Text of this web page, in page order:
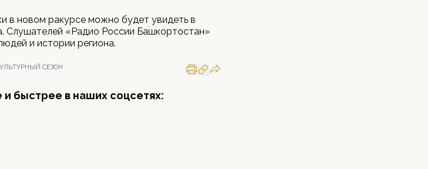
в новом ракурсе можно будет увидеть в
Слушателей «Радио России Башкортостан»
и истории региона.
СЕЗОН
быстрее в наших соцсетях: